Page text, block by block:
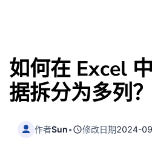
如何在 Excel
据拆分为多列？
作者Sun• 修改日期2024-